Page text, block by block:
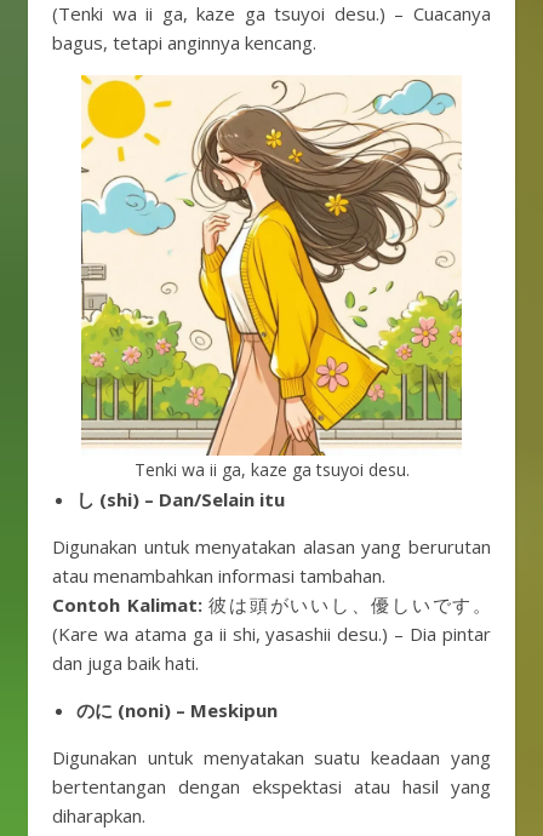
(Tenki wa ii ga, kaze ga tsuyoi desu.) – Cuacanya
bagus, tetapi anginnya kencang.
Tenki wa ii ga, kaze ga tsuyoi desu.
し (shi) – Dan/Selain itu
Digunakan untuk menyatakan alasan yang berurutan
atau menambahkan informasi tambahan.
Contoh Kalimat:彼は頭がいいし、優しいです。
(Kare wa atama ga ii shi, yasashii desu.) – Dia pintar
dan juga baik hati.
のに (noni) – Meskipun
Digunakan untuk menyatakan suatu keadaan yang
bertentangan dengan ekspektasi atau hasil yang
diharapkan.